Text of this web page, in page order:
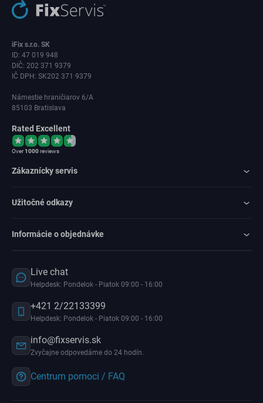
iFix s.r.o. SK
ID: 47 019 948
DIČ: 202 371 9379
IČ DPH: SK202 371 9379
Námestie hraničiarov 6/A
85103 Bratislava
Rated Excellent
Over1000reviews
Zákaznícky servis
Užitočné odkazy
Informácie o objednávke
Live chat
Helpdesk: Pondelok - Piatok 09:00 - 16:00
+421 2/22133399
Helpdesk: Pondelok - Piatok 09:00 - 16:00
info@fixservis.sk
Zvyčajne odpovedáme do 24 hodín.
Centrum pomoci / FAQ